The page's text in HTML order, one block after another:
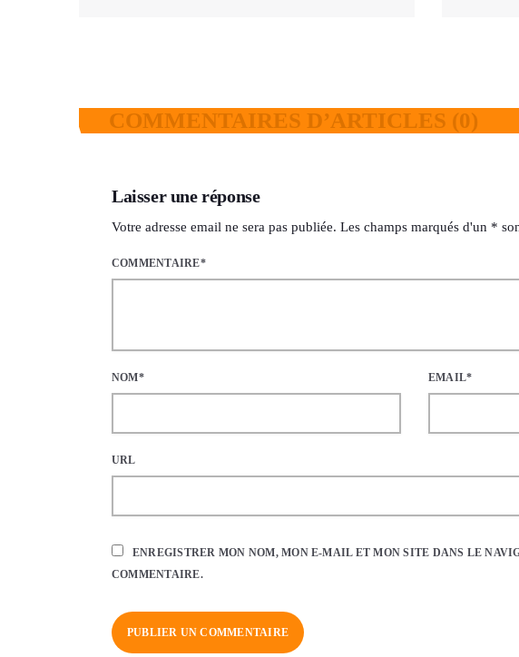
COMMENTAIRES D’ARTICLES (0)
Laisser une réponse
Votre adresse email ne sera pas publiée. Les champs marqués d'un *
COMMENTAIRE*
NOM* EMAIL*
URL
ENREGISTRER MON NOM, MON E-MAIL ET MON SITE DANS LE
COMMENTAIRE.